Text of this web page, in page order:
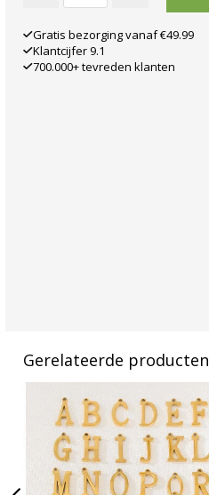
Gratis bezorging vanaf €49.99
Klantcijfer 9.1
700.000+ tevreden klanten
Gerelateerde producten